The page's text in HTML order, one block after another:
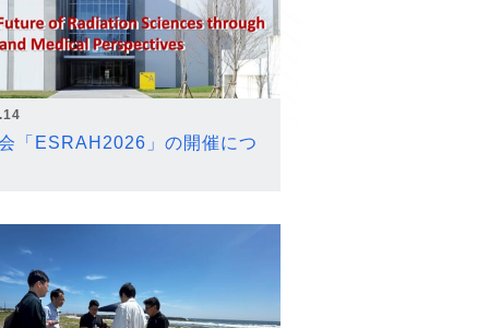
「ESRAH2026」の開催につ